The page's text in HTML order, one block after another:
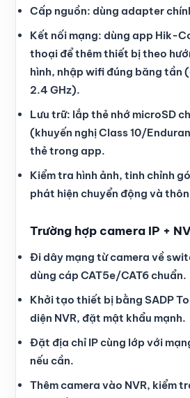
Cấp nguồn: dùng adapter
Kết nối mạng: dùng app Hik-
thoại để thêm thiết bị theo
hình, nhập wifi đúng băng tần
2.4 GHz).
Lưu trữ: lắp thẻ nhớ microSD
(khuyến nghị Class 10/
thẻ trong app.
Kiểm tra hình ảnh, tinh chỉnh
phát hiện chuyển động và
Trường hợp camera IP +
Đi dây mạng từ camera về
dùng cáp CAT5e/CAT6 chuẩn.
Khởi tạo thiết bị bằng SADP
diện NVR, đặt mật khẩu mạnh.
Đặt địa chỉ IP cùng lớp với
nếu cần.
Thêm camera vào NVR, kiểm